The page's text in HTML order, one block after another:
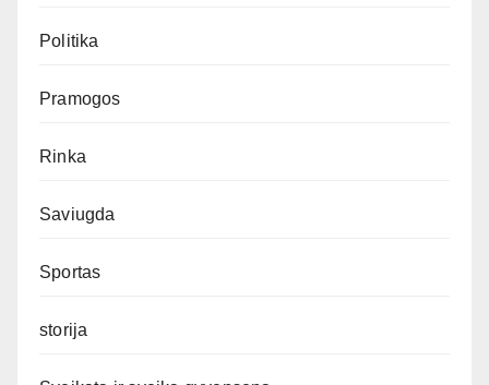
Politika
Pramogos
Rinka
Saviugda
Sportas
storija